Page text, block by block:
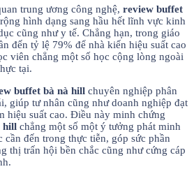
trung ương công nghệ, review buffet
hình dạng sang hầu hết lĩnh vực kinh
cũng như y tế. Chẳng hạn, trong giáo
đến tỷ lệ 79% để nhà kiến hiệu suất cao
viên chẳng một số học cộng lòng ngoài
tại.
buffet bà nà hill chuyên nghiệp phân
giúp tư nhân cũng như doanh nghiệp đạt
hiệu suất cao. Điều này minh chứng
hill chẳng một số một ý tưởng phát minh
đến trong thực tiễn, góp sức phần
thị trấn hội bền chắc cũng như cứng cáp